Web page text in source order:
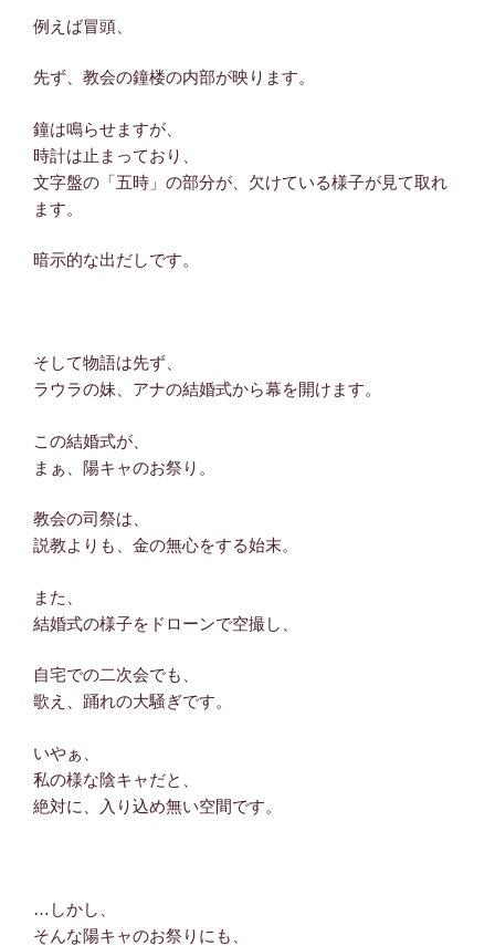
例えば冒頭、
先ず、教会の鐘楼の内部が映ります。
鐘は鳴らせますが、
時計は止まっており、
文字盤の「五時」の部分が、欠けている様子が見て取れ
ます。
暗示的な出だしです。
そして物語は先ず、
ラウラの妹、アナの結婚式から幕を開けます。
この結婚式が、
まぁ、陽キャのお祭り。
教会の司祭は、
説教よりも、金の無心をする始末。
また、
結婚式の様子をドローンで空撮し、
自宅での二次会でも、
歌え、踊れの大騒ぎです。
いやぁ、
私の様な陰キャだと、
絶対に、入り込め無い空間です。
…しかし、
そんな陽キャのお祭りにも、